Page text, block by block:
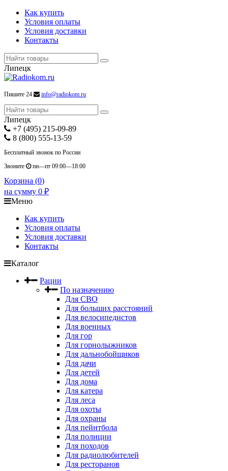
Как купить
Условия оплаты
Условия доставки
Контакты
Липецк
Пишите 24 info@radiokom.ru
Липецк
+7 (495) 215-09-89
8 (800) 555-13-59
Бесплатный звонок по России
Звоните
пн—пт 09:00—18:00
Корзина (0)
на сумму 0 ₽
Меню
Как купить
Условия оплаты
Условия доставки
Контакты
Каталог
Рации
По назначению
Для СВО
Для больших расстояний
Для велосипедистов
Для военных
Для гор
Для горнолыжников
Для дальнобойщиков
Для дачи
Для детей
Для дома
Для катера
Для леса
Для охоты
Для охраны
Для пейнтбола
Для полиции
Для походов
Для радиолюбителей
Для ресторанов